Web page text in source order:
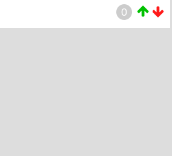
0